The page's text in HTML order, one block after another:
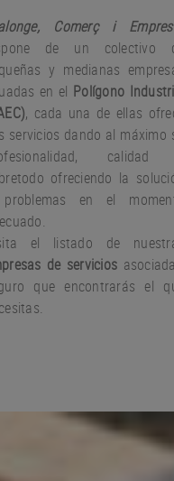
Comerç i
de un colectivo
y medianas
en el Polígono
, cada una de ellas
servicios dando al máximo
calidad
ofreciendo la
en el
el listado de
de servicios
que encontrarás el